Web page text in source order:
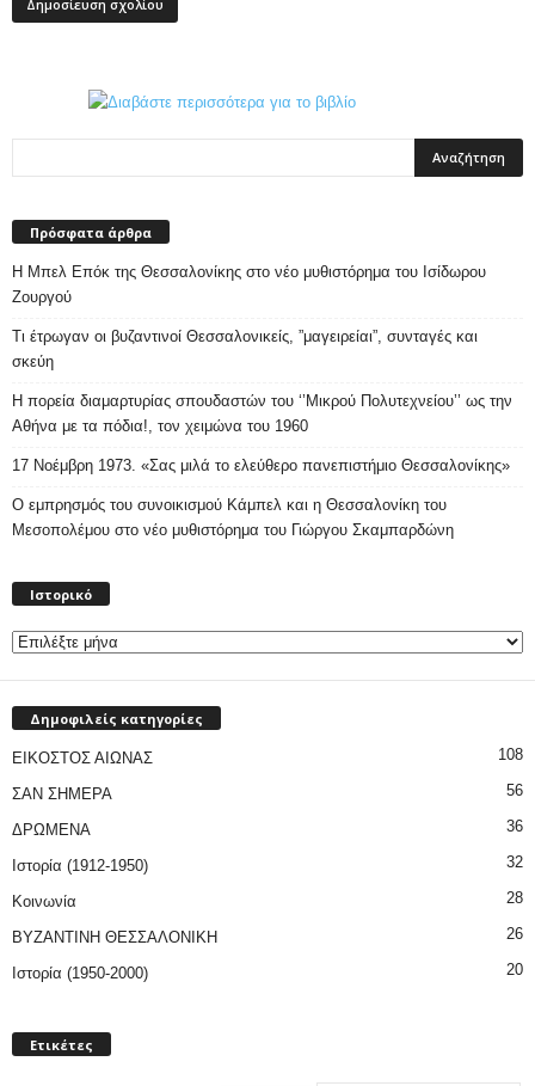
Πρόσφατα άρθρα
Η Μπελ Επόκ της Θεσσαλονίκης στο νέο μυθιστόρημα του Ισίδωρου
Ζουργού
Τι έτρωγαν οι βυζαντινοί Θεσσαλονικείς, ”μαγειρείαι”, συνταγές και
σκεύη
Η πορεία διαμαρτυρίας σπουδαστών του ‘’Μικρού Πολυτεχνείου’’ ως την
Αθήνα με τα πόδια!, τον χειμώνα του 1960
17 Νοέμβρη 1973. «Σας μιλά το ελεύθερο πανεπιστήμιο Θεσσαλονίκης»
Ο εμπρησμός του συνοικισμού Κάμπελ και η Θεσσαλονίκη του
Μεσοπολέμου στο νέο μυθιστόρημα του Γιώργου Σκαμπαρδώνη
Ιστορικό
Δημοφιλείς κατηγορίες
ΕΙΚΟΣΤΟΣ ΑΙΩΝΑΣ 108
ΣΑΝ ΣΗΜΕΡΑ 56
ΔΡΩΜΕΝΑ 36
Ιστορία (1912-1950) 32
Κοινωνία 28
ΒΥΖΑΝΤΙΝΗ ΘΕΣΣΑΛΟΝΙΚΗ 26
Ιστορία (1950-2000) 20
Ετικέτες